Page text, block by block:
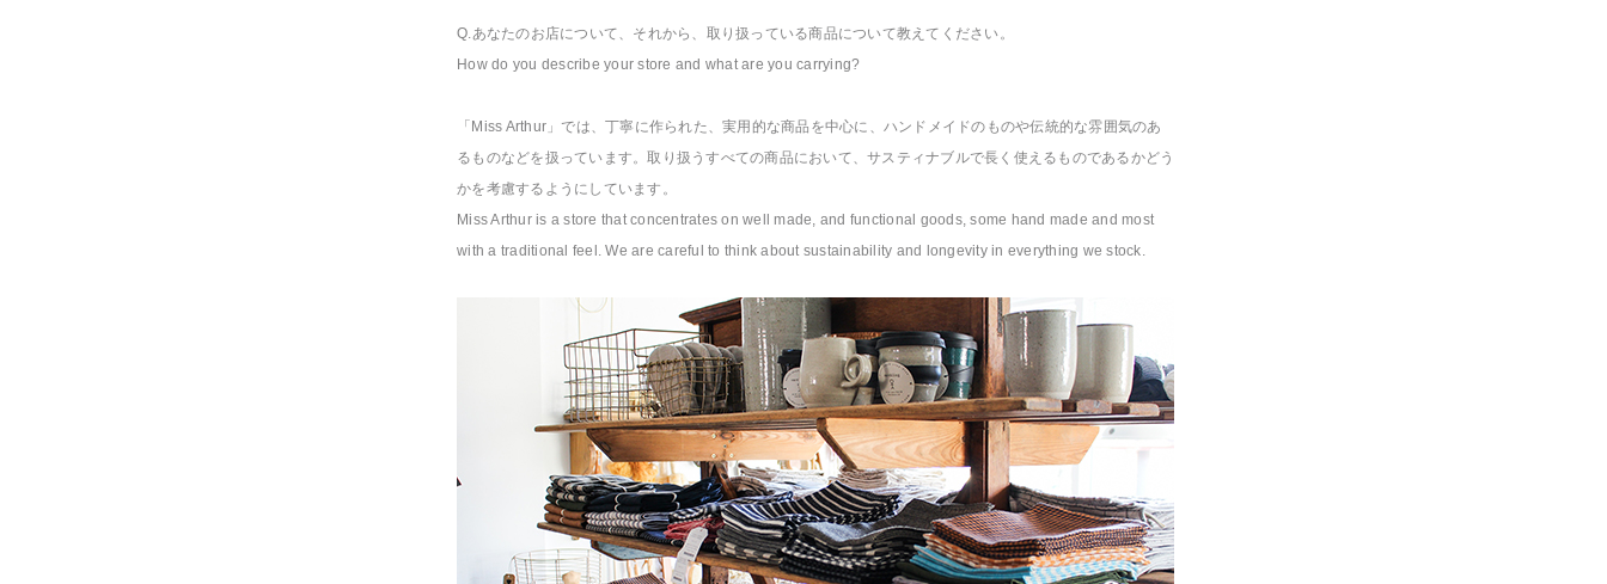
Q.あなたのお店について、それから、取り扱っている商品について教えてください。
How do you describe your store and what are you carrying?
「Miss Arthur」では、丁寧に作られた、実用的な商品を中心に、ハンドメイドのものや伝統的な雰囲気のあ
るものなどを扱っています。取り扱うすべての商品において、サスティナブルで長く使えるものであるかどう
かを考慮するようにしています。
Miss Arthur is a store that concentrates on well made, and functional goods, some hand made and most
with a traditional feel. We are careful to think about sustainability and longevity in everything we stock.